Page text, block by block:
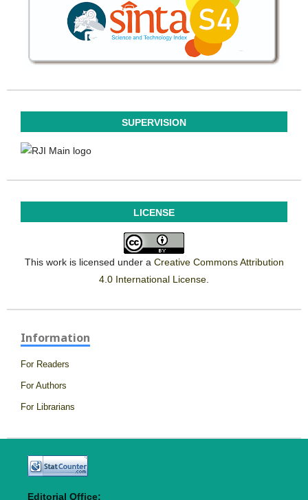
SUPERVISION
LICENSE
This work is licensed under a Creative Commons Attribution
4.0 International License.
Information
For Readers
For Authors
For Librarians
Editorial Office: